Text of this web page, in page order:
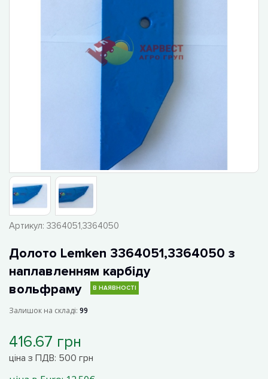
Артикул: 3364051,3364050
Долото Lemken 3364051,3364050 з
наплавленням карбіду
вольфраму
В НАЯВНОСТІ
Залишок на складі: 99
416.67 грн
ціна з ПДВ: 500 грн